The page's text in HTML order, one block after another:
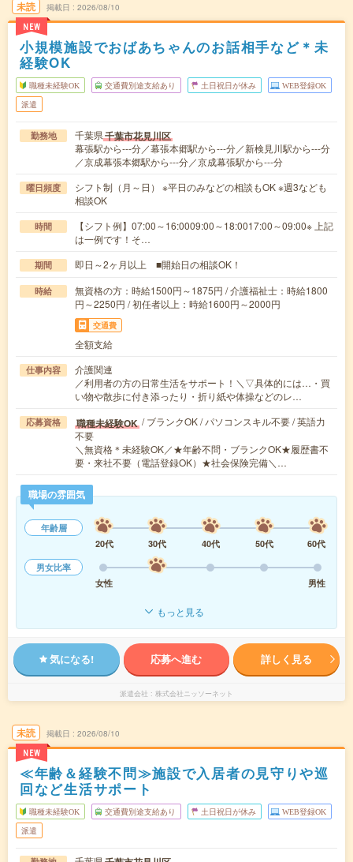
未読
NEW
掲載日 2026/08/10
小規模施設でおばあちゃんのお話相手など＊未
経験OK
職種未経験OK 交通費別途支給あり 土日祝日が休み WEB登録OK
派遣
勤務地 千葉県千葉市花見川区
幕張駅から---分／幕張本郷駅から---分／新検見川駅から---分
／京成幕張本郷駅から---分／京成幕張駅から---分
曜日頻度
シフト制（月～日） ※平日のみなどの相談もOK ※週3なども
相談OK
時間
【シフト例】07:00～16:0009:00～18:0017:00～09:00※ 上記
は一例です！そ…
期間 即日～2ヶ月以上 ■開始日の相談OK！
時給
無資格の方：時給1500円～1875円 / 介護福祉士：時給1800
円～2250円 / 初任者以上：時給1600円～2000円
交通費
全額支給
仕事内容
介護関連
／利用者の方の日常生活をサポート！＼▽具体的には…・買
い物や散歩に付き添ったり・折り紙や体操などのレ…
応募資格 職種未経験OK / ブランクOK / パソコンスキル不要 / 英語力
不要
＼無資格＊未経験OK／★年齢不問・ブランクOK★履歴書不
要・来社不要（電話登録OK）★社会保険完備＼…
職場の雰囲気
年齢層
20代
30代 40代 50代
60代
男女比率
女性
男性
もっと見る
気になる! 応募へ進む 詳しく見る
派遣会社 株式会社ニッソーネット
未読
NEW
掲載日 2026/08/10
≪年齢＆経験不問≫施設で入居者の見守りや巡
回など生活サポート
職種未経験OK 交通費別途支給あり 土日祝日が休み WEB登録OK
派遣